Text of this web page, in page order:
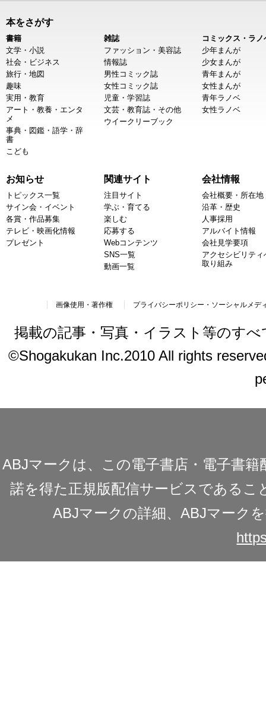
本をさがす
書籍
文学・小説
社会・ビジネス
旅行・地図
趣味
実用・教育
アート・教養・エンタ
メ
事典・図鑑・語学・辞
書
こども
雑誌
ファッション・美容誌
情報誌
男性コミック誌
女性コミック誌
児童・学習誌
文芸・教育誌・その他
ウイークリーブック
コミックス・ラノ
少年まんが
少女まんが
青年まんが
女性まんが
青年ラノベ
女性ラノベ
お知らせ
トピックス一覧
サイン会・イベント
各賞・作品募集
テレビ・映画化情報
プレゼント
関連サイト
注目サイト
学ぶ・育てる
楽しむ
応募する
Webコンテンツ
SNS一覧
動画一覧
会社情報
会社概要・所在地
沿革・歴史
人事採用
アルバイト情報
会社見学要項
アクセシビリティ
取り組み
画像使用・著作権 プライバシーポリシー・ソーシャルメデ
掲載の記事・写真・イラスト等のす
©Shogakukan Inc.2010 All rights
ABJマークは、この電子書店・電子書
諾を得た正規版配信サービスであるこ
ABJマークの詳細、ABJマーク